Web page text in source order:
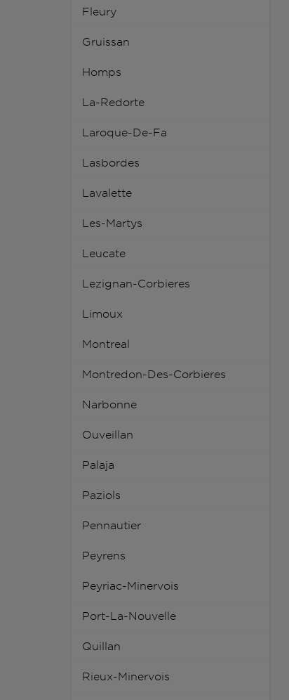
Fleury
Gruissan
Homps
La-Redorte
Laroque-De-Fa
Lasbordes
Lavalette
Les-Martys
Leucate
Lezignan-Corbieres
Limoux
Montreal
Montredon-Des-Corbieres
Narbonne
Ouveillan
Palaja
Paziols
Pennautier
Peyrens
Peyriac-Minervois
Port-La-Nouvelle
Quillan
Rieux-Minervois